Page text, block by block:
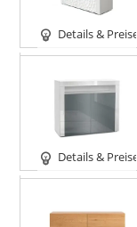
Details & Preise
Details & Preise